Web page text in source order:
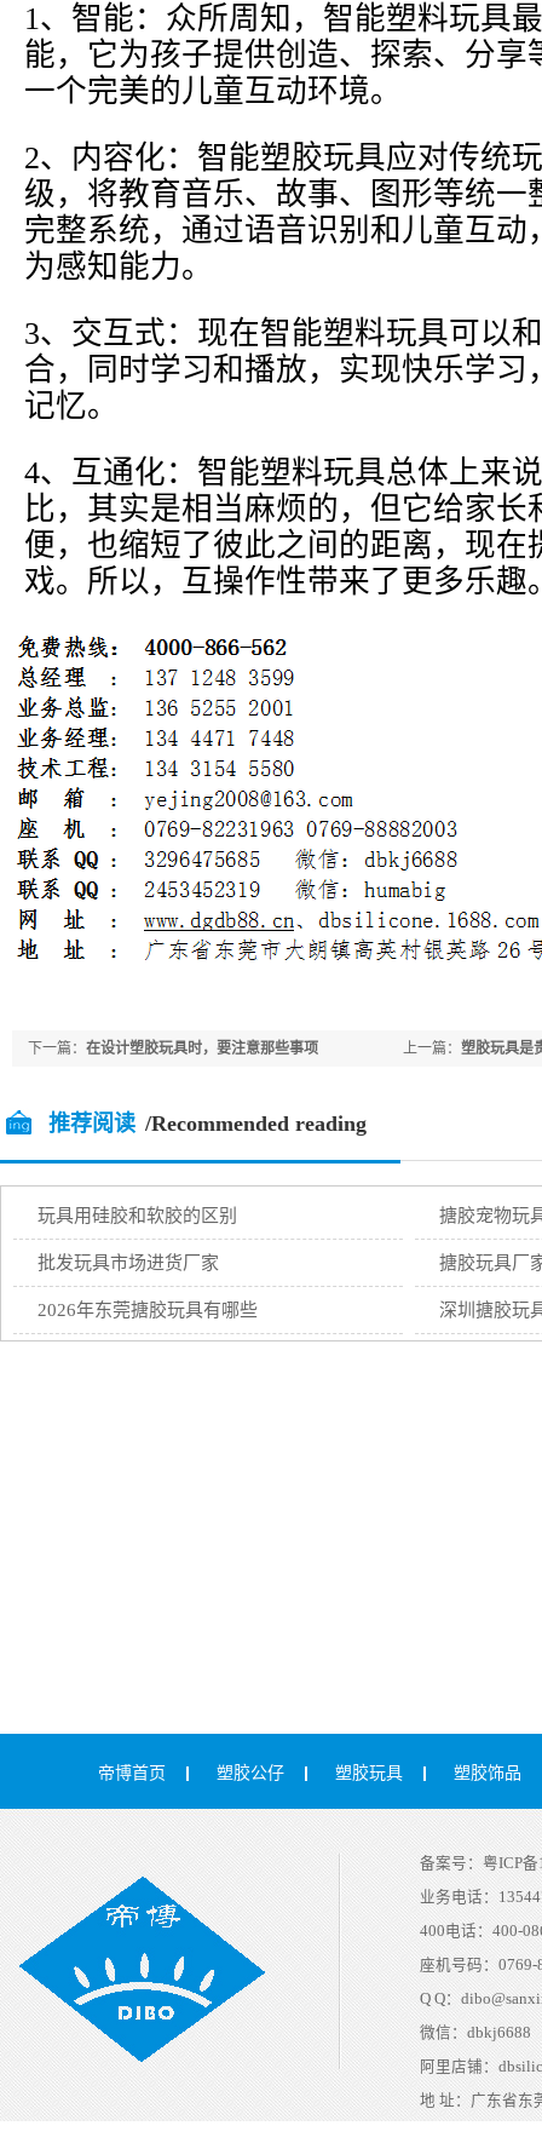
1、智能：众所周知，智能塑料玩具
能，它为孩子提供创造、探索、分享
一个完美的儿童互动环境。
2、内容化：智能塑胶玩具应对传统
级，将教育音乐、故事、图形等统一
完整系统，通过语音识别和儿童互动
为感知能力。
3、交互式：现在智能塑料玩具可以
合，同时学习和播放，实现快乐学习
记忆。
4、互通化：智能塑料玩具总体上来
比，其实是相当麻烦的，但它给家长
便，也缩短了彼此之间的距离，现在
戏。所以，互操作性带来了更多乐趣
上一篇： 塑胶玩具是
下一篇： 在设计塑胶玩具时，要注意那些事项
推荐阅读 /Recommended reading
玩具用硅胶和软胶的区别 搪胶宠物玩
批发玩具市场进货厂家 搪胶玩具厂
2026年东莞搪胶玩具有哪些 深圳搪胶玩
帝博首页 塑胶公仔 塑胶玩具 塑胶饰品
备案号： 粤ICP
业务电话：
400电话： 400-
座机号码：0769-
Q Q：
微信： dbkj6688
阿里店铺：
地 址：广东省东